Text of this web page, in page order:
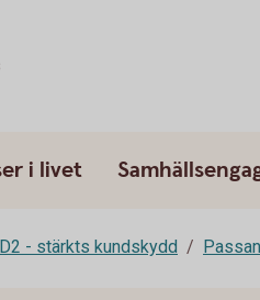
i livet
- stärkts kundskydd